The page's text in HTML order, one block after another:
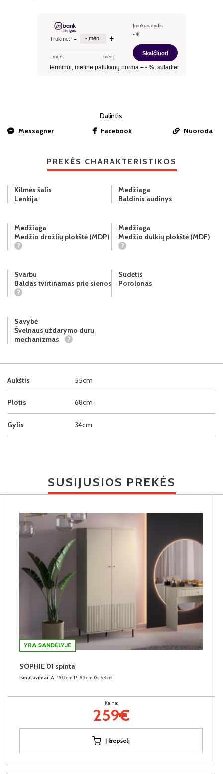
Dalintis:
Messagner
Facebook Nuoroda
PREKĖS CHARAKTERISTIKOS
Aukštis 55cm
Plotis 68cm
Gylis 34cm
Kilmės šalis
Lenkija
Medžiaga
Baldinis audinys
Medžiaga
Medžio drožlių plokštė (MDP)
?
Medžiaga
Medžio dulkių plokštė (MDF)
?
Svarbu
Baldas tvirtinamas prie sienos
?
Sudėtis
Porolonas
Savybė
Švelnaus uždarymo durų
mechanizmas
?
SUSIJUSIOS PREKĖS
YRA SANDĖLYJE
SOPHIE 01 spinta
Išmatavimai: A: 190cm P: 92cm G: 53cm
Kaina:
259€
Į krepšelį